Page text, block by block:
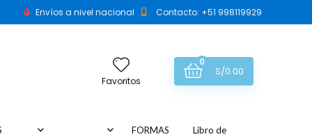
Envíos a nivel nacional Contacto: +51 998119929
Favoritos
0
S/0.00
FORMAS
Libro de